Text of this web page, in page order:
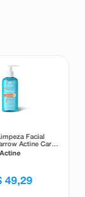
Facial
Actine Care
140g
Actine
49,29